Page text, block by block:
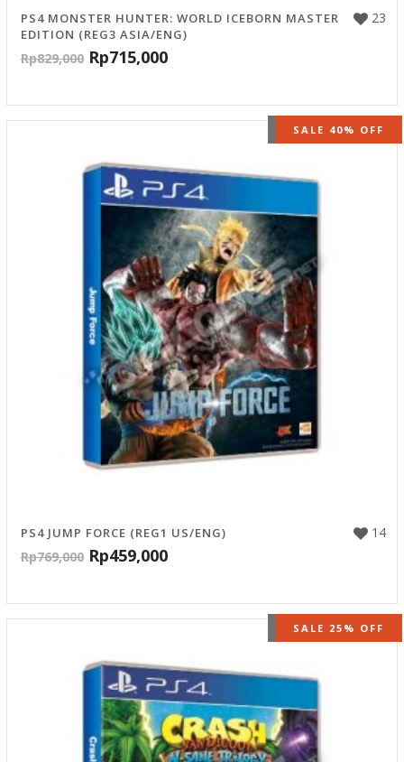
23
PS4 MONSTER HUNTER: WORLD ICEBORN MASTER
EDITION (REG3 ASIA/ENG)
Rp829,000 Rp715,000
OUT OF STOCK
SALE 40% OFF
14
PS4 JUMP FORCE (REG1 US/ENG)
Rp769,000 Rp459,000
OUT OF STOCK
SALE 25% OFF